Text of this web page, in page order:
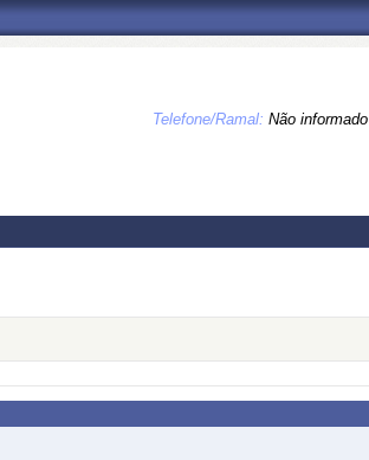
Telefone/Ramal: Não informado